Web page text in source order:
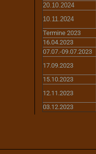
20.10.2024
10.11.2024
Termine 2023
16.04.2023
07.07.-09.07.2023
17.09.2023
15.10.2023
12.11.2023
03.12.2023